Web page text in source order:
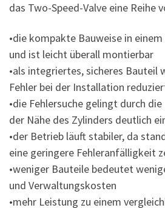
das Two-Speed-Valve eine Reihe
•die kompakte Bauweise in
und ist leicht überall montierbar
•als integriertes, sicheres Bauteil
Fehler bei der Installation
•die Fehlersuche gelingt durch
der Nähe des Zylinders deutlich
•der Betrieb läuft stabiler, da
eine geringere Fehleranfälligkeit
•weniger Bauteile bedeutet
und Verwaltungskosten
•mehr Leistung zu einem